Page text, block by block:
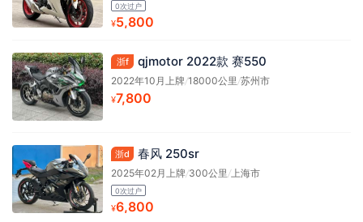
0次过户
¥5,800
浙f qjmotor 2022款 赛550
2022年10月上牌/18000公里/苏州市
¥7,800
浙d 春风 250sr
2025年02月上牌/300公里/上海市
0次过户
¥6,800